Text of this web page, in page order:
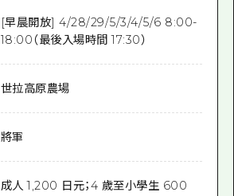
[早晨開放] 4/28/29/5/3/4/5/6 8:00-
18:00（最後入場時間 17:30）
世拉高原農場
將軍
成人 1,200 日元；4 歲至小學生 600